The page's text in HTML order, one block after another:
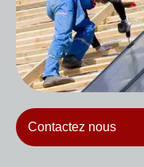
Contactez nous